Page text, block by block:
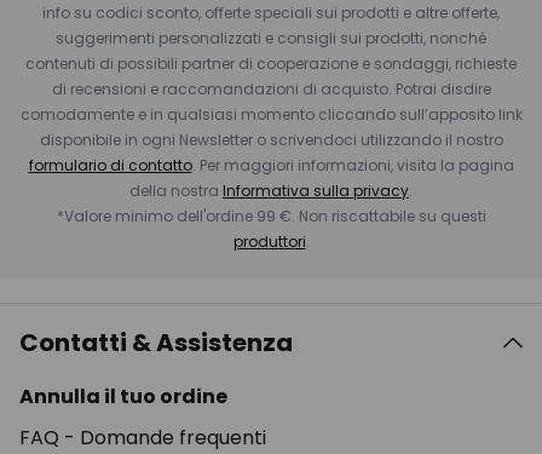
info su codici sconto, offerte speciali sui prodotti e altre offerte,
suggerimenti personalizzati e consigli sui prodotti, nonché
contenuti di possibili partner di cooperazione e sondaggi, richieste
di recensioni e raccomandazioni di acquisto. Potrai disdire
comodamente e in qualsiasi momento cliccando sull’apposito link
disponibile in ogni Newsletter o scrivendoci utilizzando il nostro
formulario di contatto. Per maggiori informazioni, visita la pagina
della nostra Informativa sulla privacy.
*Valore minimo dell'ordine 99 €. Non riscattabile su questi
produttori.
Contatti & Assistenza
Annulla il tuo ordine
FAQ - Domande frequenti